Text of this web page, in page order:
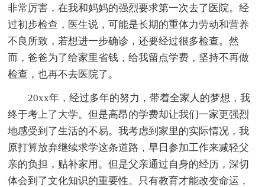
非常厉害，在我和妈妈的强烈要求第一次去了医院。经
过初步检查，医生说，可能是长期的重体力劳动和营养
不良所致，若想进一步确诊，还要经过很多检查。然
而，爸爸为了给家里省钱，给我留点学费，坚持不再做
检查，也再不去医院了。
20xx年，经过多年的努力，带着全家人的梦想，我
终于考上了大学。但是高昂的学费却让我们一家更强烈
地感受到了生活的不易。我考虑到家里的实际情况，我
原打算放弃继续求学这条道路，早日参加工作来减轻父
亲的负担，贴补家用。但是父亲通过自身的经历，深切
体会到了文化知识的重要性。只有教育才能改变命运，